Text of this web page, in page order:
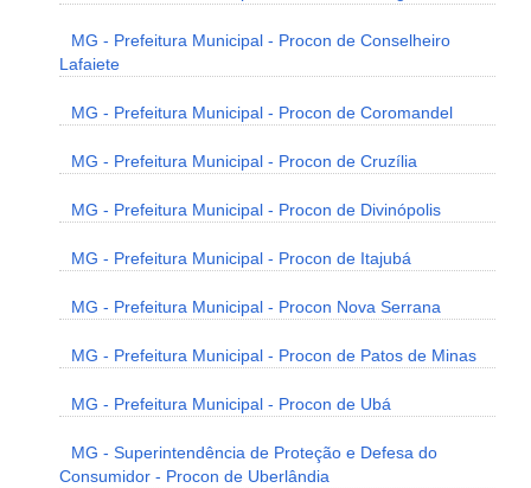
MG - Prefeitura Municipal - Procon de Conselheiro
Lafaiete
MG - Prefeitura Municipal - Procon de Coromandel
MG - Prefeitura Municipal - Procon de Cruzília
MG - Prefeitura Municipal - Procon de Divinópolis
MG - Prefeitura Municipal - Procon de Itajubá
MG - Prefeitura Municipal - Procon Nova Serrana
MG - Prefeitura Municipal - Procon de Patos de Minas
MG - Prefeitura Municipal - Procon de Ubá
MG - Superintendência de Proteção e Defesa do
Consumidor - Procon de Uberlândia